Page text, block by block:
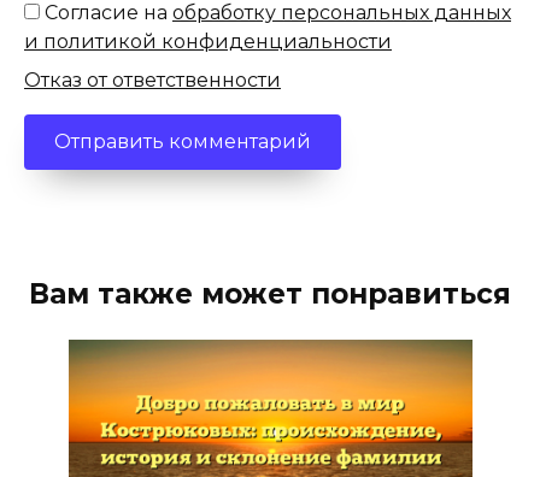
Согласие на обработку персональных данных
и политикой конфиденциальности
Отказ от ответственности
Вам также может понравиться